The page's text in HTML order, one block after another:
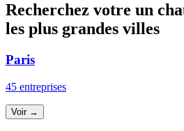
Recherchez votre un
les plus grandes villes
Paris
45 entreprises
Voir →